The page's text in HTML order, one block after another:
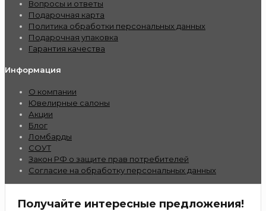
Вопросы и ответы
Подарочная карта
Политика обработки персональных данных
Подарочная упаковка
Гарантия качества
Информация
О компании
Ювелирные салоны
Акции
Блог
Ломбарды
СОУТ
Закон РФ о защите прав потребителей
Согласие на обработку персональных данных
Получайте интересные предложения!